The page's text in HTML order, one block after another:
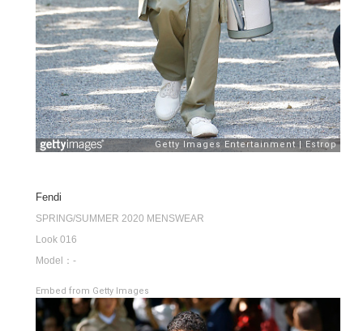
Fendi
SPRING/SUMMER 2020 MENSWEAR
Look 016
Model：-
Embed from Getty Images